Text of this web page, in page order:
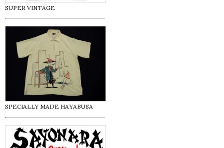
SUPER VINTAGE
SPECIALLY MADE HAYABUSA